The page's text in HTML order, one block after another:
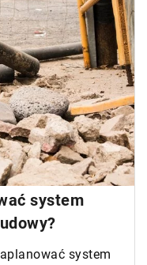
system
system